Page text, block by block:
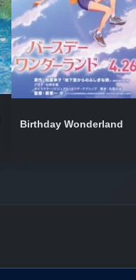
Birthday Wonderland